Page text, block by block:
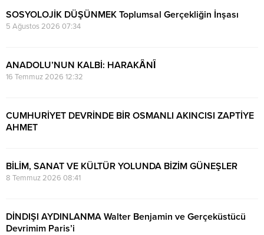
SOSYOLOJİK DÜŞÜNMEK Toplumsal Gerçekliğin İnşası
5 Ağustos 2026 07:34
ANADOLU’NUN KALBİ: HARAKÂNÎ
16 Temmuz 2026 12:32
CUMHURİYET DEVRİNDE BİR OSMANLI AKINCISI ZAPTİYE
AHMET
BİLİM, SANAT VE KÜLTÜR YOLUNDA BİZİM GÜNEŞLER
8 Temmuz 2026 08:41
DİNDIŞI AYDINLANMA Walter Benjamin ve Gerçeküstücü
Devrimim Paris’i